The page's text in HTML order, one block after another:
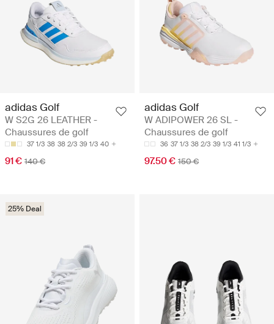
adidas Golf
W S2G 26 LEATHER -
Chaussures de golf
37 1/3 38 38 2/3 39 1/3 40
91 € 140 €
adidas Golf
W ADIPOWER 26 SL -
Chaussures de golf
36 37 1/3 38 2/3 39 1/3 41 1/3
97.50 € 150 €
25% Deal